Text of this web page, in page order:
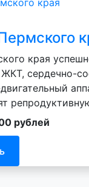
края
сердечно-
рублей